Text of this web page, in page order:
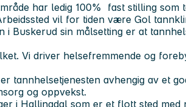
har ledig 100% fast stilling
vil for tiden være Gol
i Buskerud sin målsetting er at
Vi driver helsefremmende og
tannhelsetjenesten avhengig av et
og oppvekst.
i Hallingdal som er et flott sted